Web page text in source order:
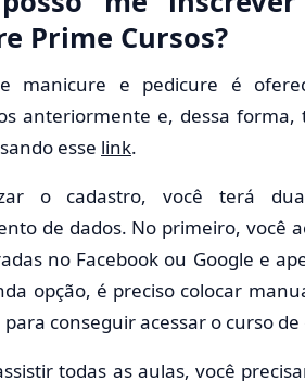
Prime Cursos?
manicure e pedicure é
anteriormente e, dessa
esse link.
o cadastro, você terá
de dados. No primeiro, você
no Facebook ou Google e
opção, é preciso colocar
conseguir acessar o curso de
todas as aulas, você